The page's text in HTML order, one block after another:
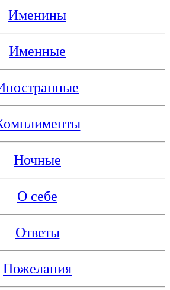
Именины
Именные
Ночные
О себе
Ответы
Пожелания